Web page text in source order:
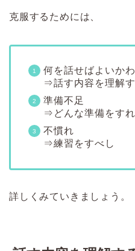
克服するためには、
何を話せばよいか
⇒話す内容を理解
準備不足
⇒どんな準備をす
不慣れ
⇒練習をすべし
詳しくみていきましょう。